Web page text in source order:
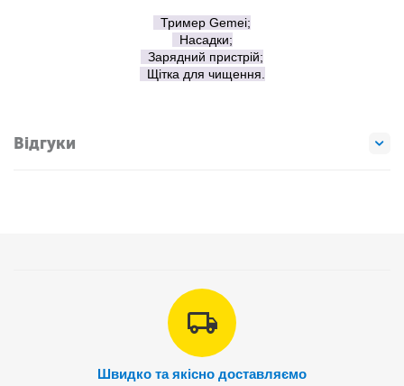
Тример Gemei;
Насадки;
Зарядний пристрій;
Щітка для чищення.
Відгуки
Швидко та якісно доставляємо